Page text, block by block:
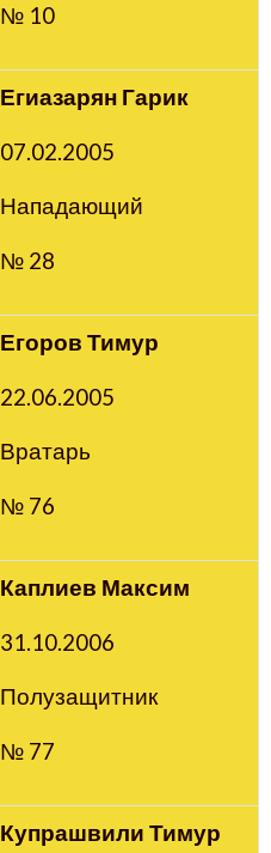
№ 10
Егиазарян Гарик
07.02.2005
Нападающий
№ 28
Егоров Тимур
22.06.2005
Вратарь
№ 76
Каплиев Максим
31.10.2006
Полузащитник
№ 77
Купрашвили Тимур